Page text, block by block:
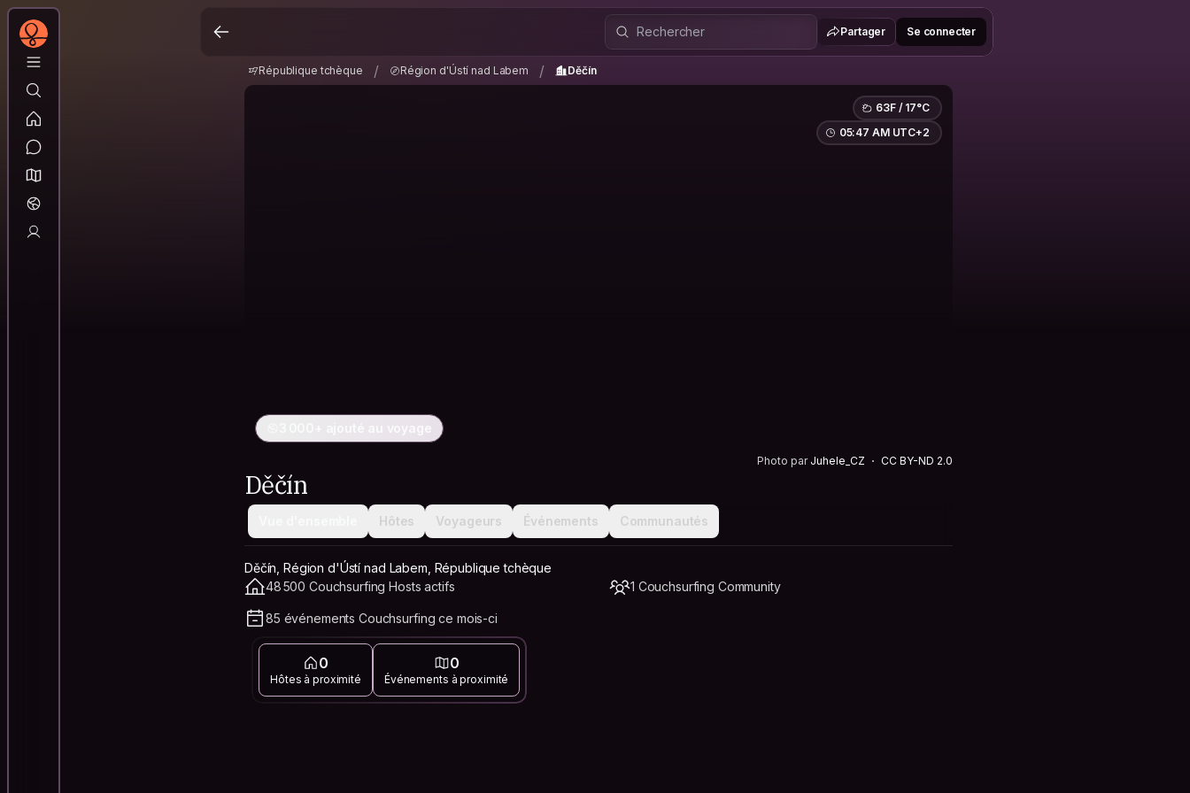
Děčín Partager Se connecter
République tchèque / Région d'Ústí nad Labem / Děčín
63F / 17°C
05:47 AM UTC+2
3 000+ ajouté au voyage
Photo par Juhele_CZ CC BY-ND 2.0
Děčín
Hôtes Voyageurs Événements Communautés
Děčín, Région d'Ústí nad Labem, République tchèque
48 500 Couchsurfing Hosts actifs
1 Couchsurfing Community
85 événements Couchsurfing ce mois-ci
0
Hôtes à proximité
0
Événements à proximité